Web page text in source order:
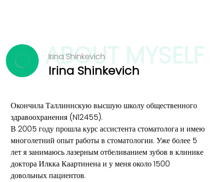
ABOUT MYSELF
Irina Shinkevich
Irina Shinkevich
Окончила Таллиннскую высшую школу общественного
здравоохранения (N12455).
В 2005 году прошла курс ассистента стоматолога и имею
многолетний опыт работы в стоматологии. Уже более 5
лет я занимаюсь лазерным отбеливанием зубов в клинике
доктора Илкка Каартинена и у меня около 1500
довольных пациентов.